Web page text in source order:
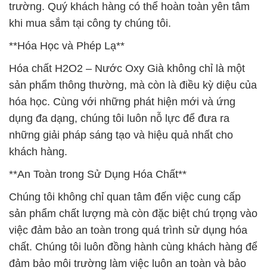
trường. Quý khách hàng có thể hoàn toàn yên tâm
khi mua sắm tại công ty chúng tôi.
**Hóa Học và Phép Lạ**
Hóa chất H2O2 – Nước Oxy Già không chỉ là một
sản phẩm thông thường, mà còn là điều kỳ diệu của
hóa học. Cùng với những phát hiện mới và ứng
dụng đa dạng, chúng tôi luôn nỗ lực để đưa ra
những giải pháp sáng tạo và hiệu quả nhất cho
khách hàng.
**An Toàn trong Sử Dụng Hóa Chất**
Chúng tôi không chỉ quan tâm đến việc cung cấp
sản phẩm chất lượng mà còn đặc biệt chú trọng vào
việc đảm bảo an toàn trong quá trình sử dụng hóa
chất. Chúng tôi luôn đồng hành cùng khách hàng để
đảm bảo môi trường làm việc luôn an toàn và bảo